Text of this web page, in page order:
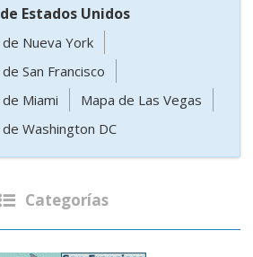
Estados Unidos
Nueva York
San Francisco
Miami
Mapa de Las Vegas
Washington DC
Categorías